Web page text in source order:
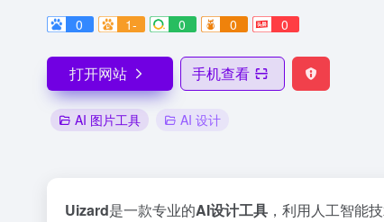
0
1- 0 0 0
打开网站 手机查看
AI 图片工具 AI 设计
Uizard是一款专业的AI设计工具 ，利用人工智能